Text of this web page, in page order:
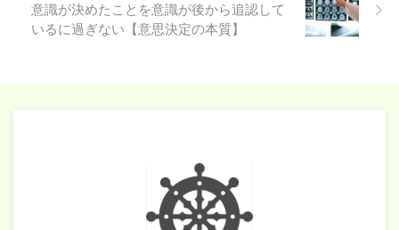
意識が決めたことを意識が後から追認して
いるに過ぎない【意思決定の本質】